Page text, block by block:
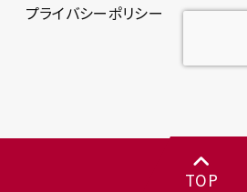
プライバシーポリシー
TOP